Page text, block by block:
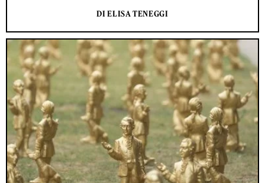
DI ELISA TENEGGI